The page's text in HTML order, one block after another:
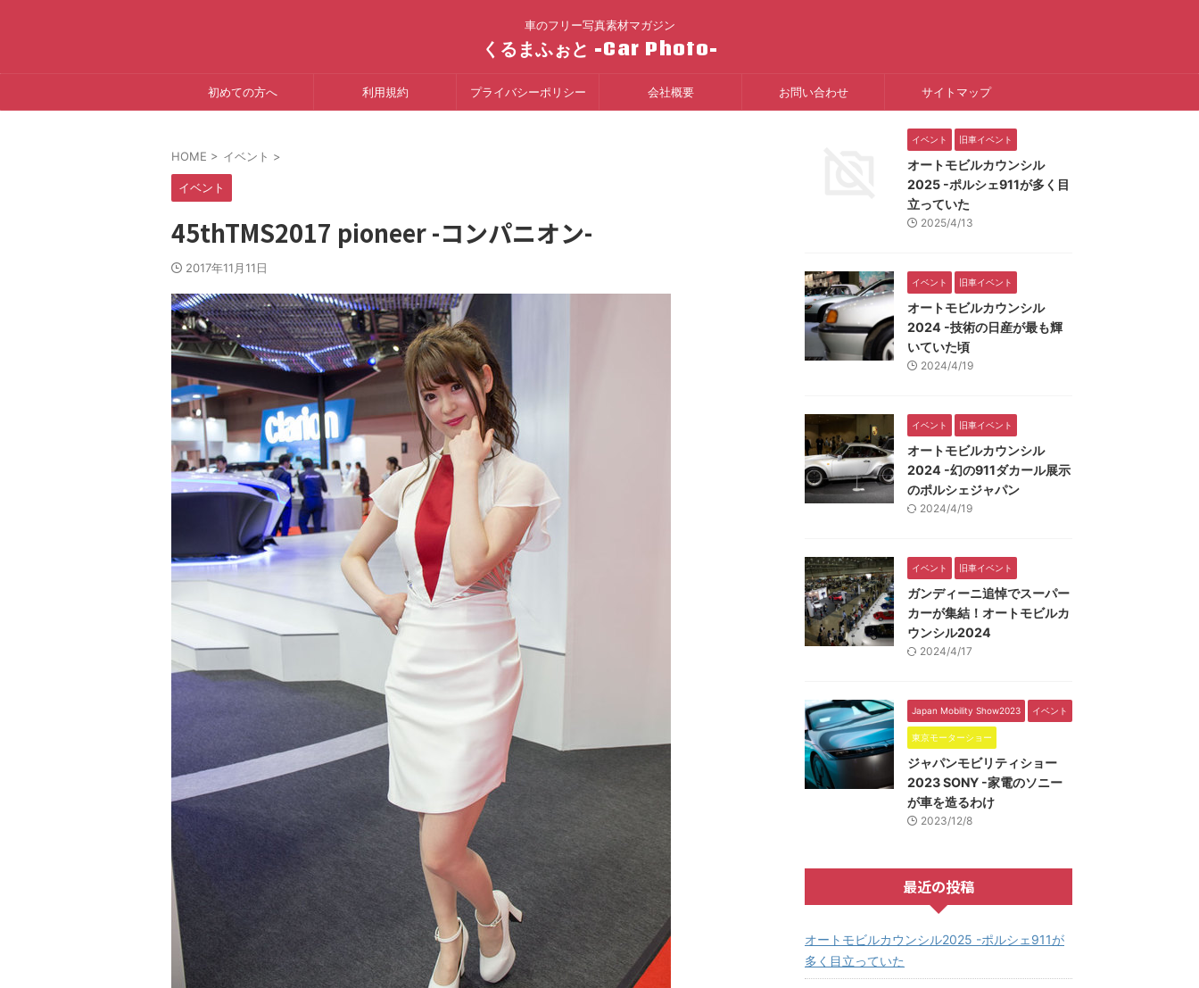
車のフリー写真素材マガジン
くるまふぉと -Car Photo-
初めての方へ 利用規約 プライバシーポリシー 会社概要 お問い合わせ サイトマップ
HOME > イベント >
イベント
45thTMS2017 pioneer -コンパニオン-
2017年11月11日
イベント 旧車イベント
オートモビルカウンシル
2025 -ポルシェ911が多く目
立っていた
2025/4/13
イベント 旧車イベント
オートモビルカウンシル
2024 -技術の日産が最も輝
いていた頃
2024/4/19
イベント 旧車イベント
オートモビルカウンシル
2024 -幻の911ダカール展示
のポルシェジャパン
2024/4/19
イベント 旧車イベント
ガンディーニ追悼でスーパー
カーが集結！オートモビルカ
ウンシル2024
2024/4/17
Japan Mobility Show2023 イベント
東京モーターショー
ジャパンモビリティショー
2023 SONY -家電のソニー
が車を造るわけ
2023/12/8
最近の投稿
オートモビルカウンシル2025 -ポルシェ911が
多く目立っていた